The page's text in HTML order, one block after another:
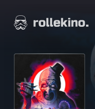
suoraan
Elokuvat ja elokuva-arviot | Rollekino.fi
jälkeen.